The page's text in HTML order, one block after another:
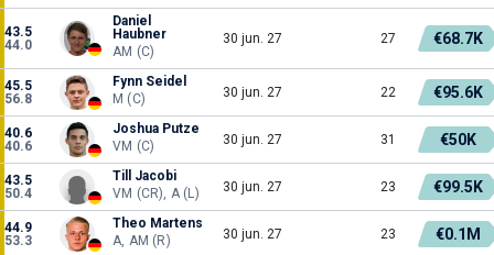
43.5
44.0
Daniel
Haubner
AM (C)
30 jun. 27 27 €68.7K
45.5
56.8
Fynn Seidel
M (C)
30 jun. 27 22 €95.6K
40.6
40.6
Joshua Putze
VM (C)
30 jun. 27 31 €50K
43.5
50.4
Till Jacobi
VM (CR), A (L)
30 jun. 27 23 €99.5K
44.9
53.3
Theo Martens
A, AM (R)
30 jun. 27 23 €0.1M